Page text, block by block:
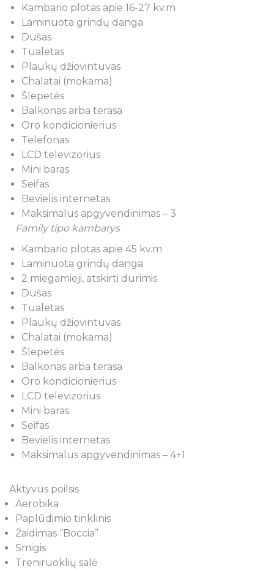
Kambario plotas apie 16-27 kv.m
Laminuota grindų danga
Dušas
Tualetas
Plaukų džiovintuvas
Chalatai (mokama)
Šlepetės
Balkonas arba terasa
Oro kondicionierius
Telefonas
LCD televizorius
Mini baras
Seifas
Bevielis internetas
Maksimalus apgyvendinimas – 3
Family tipo kambarys
Kambario plotas apie 45 kv.m
Laminuota grindų danga
2 miegamieji, atskirti durimis
Dušas
Tualetas
Plaukų džiovintuvas
Chalatai (mokama)
Šlepetės
Balkonas arba terasa
Oro kondicionierius
LCD televizorius
Mini baras
Seifas
Bevielis internetas
Maksimalus apgyvendinimas – 4+1
Aktyvus poilsis
Aerobika
Paplūdimio tinklinis
Žaidimas “Boccia”
Smigis
Treniruoklių salė